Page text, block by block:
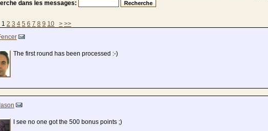
dans les messages:
2 3 4 5 6 7 8 9 10 > >>
The first round has been processed :-)
I see no one got the 500 bonus points ;)